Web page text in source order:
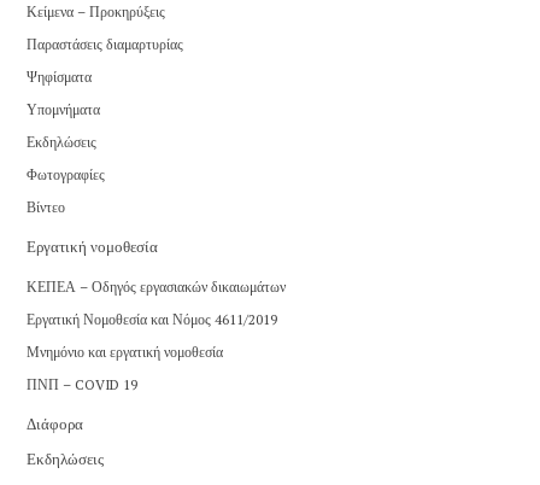
Κείμενα – Προκηρύξεις
Παραστάσεις διαμαρτυρίας
Ψηφίσματα
Υπομνήματα
Εκδηλώσεις
Φωτογραφίες
Βίντεο
Εργατική νομοθεσία
ΚΕΠΕΑ – Οδηγός εργασιακών δικαιωμάτων
Εργατική Νομοθεσία και Νόμος 4611/2019
Μνημόνιο και εργατική νομοθεσία
ΠΝΠ – COVID 19
Διάφορα
Εκδηλώσεις